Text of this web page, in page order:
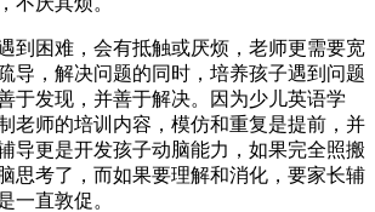
到困难，会有抵触或厌烦，老师更需要宽
导，解决问题的同时，培养孩子遇到问题
于发现，并善于解决。因为少儿英语学
老师的培训内容，模仿和重复是提前，并
导更是开发孩子动脑能力，如果完全照搬
思考了，而如果要理解和消化，要家长辅
一直敦促。